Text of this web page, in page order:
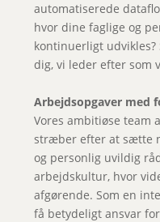
automatiserede
hvor dine faglige og
kontinuerligt udvikles?
dig, vi leder efter som
Arbejdsopgaver med
Vores ambitiøse team
stræber efter at sætte
og personlig uvildig
arbejdskultur, hvor
afgørende. Som en
få betydeligt ansvar